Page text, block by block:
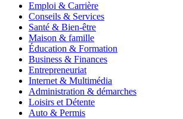
Emploi & Carrière
Conseils & Services
Santé & Bien-être
Maison & famille
Éducation & Formation
Business & Finances
Entrepreneuriat
Internet & Multimédia
Administration & démarches
Loisirs et Détente
Auto & Permis